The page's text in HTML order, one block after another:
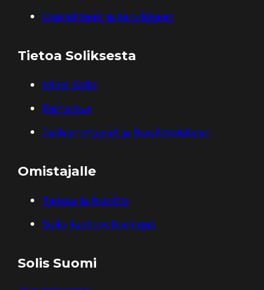
Lisälaitteet ja tarvikkeet
Tietoa Soliksesta
Miksi Solis
Rahoitus
Jälleenmyyjät ja huoltopisteet
Omistajalle
Takuu ja huolto
Solis käyttöohjekirjat
Solis Suomi